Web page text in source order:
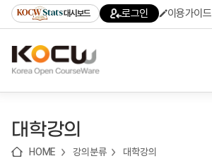
기
기
기
content)
가
대시보드 로그인 이용가이드
대학강의
HOME 강의분류 대학강의